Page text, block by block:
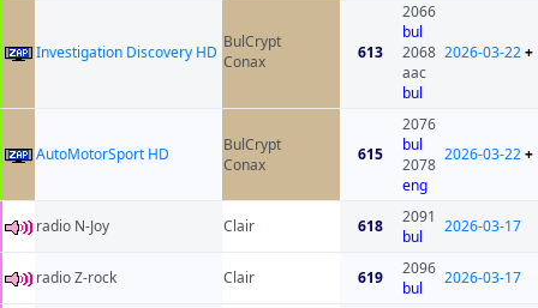
Investigation Discovery HD
BulCrypt
Conax
613
2066
bul
2068
aac
bul
2026-03-22+
AutoMotorSport HD
BulCrypt
Conax
615
2076
bul
2078
eng
2026-03-22+
radio N-Joy Clair 618
2091
bul
2026-03-17
radio Z-rock Clair 619
2096
bul
2026-03-17